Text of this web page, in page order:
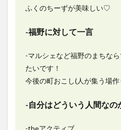
ふくのちーずが美味しい♡
-福野に対して一言
-マルシェなど福野のまちな
たいです！
今後の町おこし(人が集う場作
-自分はどういう人間なの
-theアクティブ